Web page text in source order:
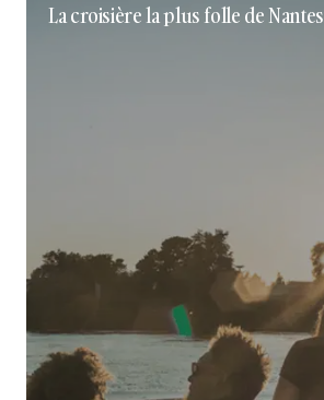
La croisière la plus folle de Nantes